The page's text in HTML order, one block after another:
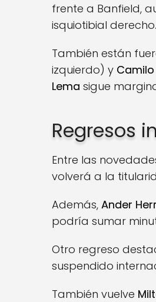
frente a Banfield,
isquiotibial derecho.
También están
izquierdo) y
Lema sigue
Regresos
Entre las
volverá a la
Además, Ander
podría sumar
Otro regreso
suspendido
También vuelve